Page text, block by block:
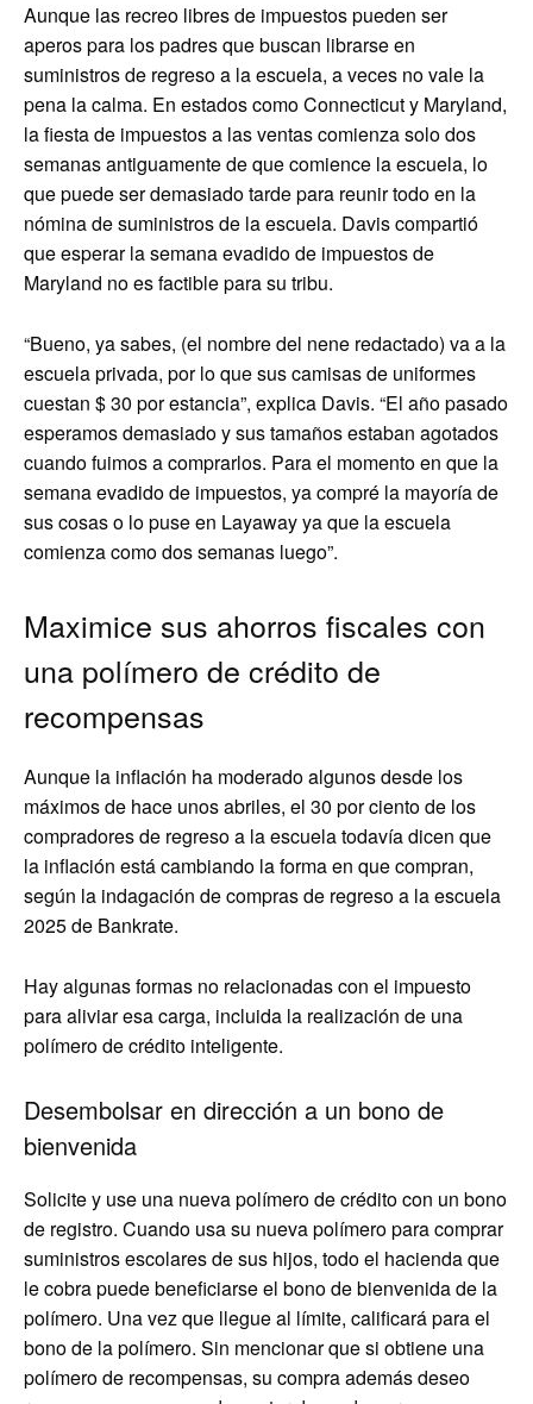
Aunque las recreo libres de impuestos pueden ser
aperos para los padres que buscan librarse en
suministros de regreso a la escuela, a veces no vale la
pena la calma. En estados como Connecticut y Maryland,
la fiesta de impuestos a las ventas comienza solo dos
semanas antiguamente de que comience la escuela, lo
que puede ser demasiado tarde para reunir todo en la
nómina de suministros de la escuela. Davis compartió
que esperar la semana evadido de impuestos de
Maryland no es factible para su tribu.
“Bueno, ya sabes, (el nombre del nene redactado) va a la
escuela privada, por lo que sus camisas de uniformes
cuestan $ 30 por estancia”, explica Davis. “El año pasado
esperamos demasiado y sus tamaños estaban agotados
cuando fuimos a comprarlos. Para el momento en que la
semana evadido de impuestos, ya compré la mayoría de
sus cosas o lo puse en Layaway ya que la escuela
comienza como dos semanas luego”.
Maximice sus ahorros fiscales con
una polímero de crédito de
recompensas
Aunque la inflación ha moderado algunos desde los
máximos de hace unos abriles, el 30 por ciento de los
compradores de regreso a la escuela todavía dicen que
la inflación está cambiando la forma en que compran,
según la indagación de compras de regreso a la escuela
2025 de Bankrate.
Hay algunas formas no relacionadas con el impuesto
para aliviar esa carga, incluida la realización de una
polímero de crédito inteligente.
Desembolsar en dirección a un bono de
bienvenida
Solicite y use una nueva polímero de crédito con un bono
de registro. Cuando usa su nueva polímero para comprar
suministros escolares de sus hijos, todo el hacienda que
le cobra puede beneficiarse el bono de bienvenida de la
polímero. Una vez que llegue al límite, calificará para el
bono de la polímero. Sin mencionar que si obtiene una
polímero de recompensas, su compra además deseo